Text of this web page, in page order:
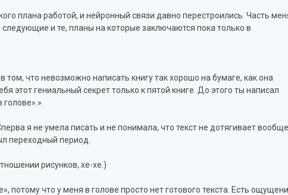
плана работой, и нейронный связи давно перестроились. Часть
и те, планы на которые заключаются пока только в
что невозможно написать книгу так хорошо на бумаге, как она
этот гениальный секрет только к пятой книге. До этого ты написал
голове».»
я не умела писать и не понимала, что текст не дотягивает вообще
переходный период.
рисунков, хе-хе.)
потому что у меня в голове просто нет готового текста. Есть